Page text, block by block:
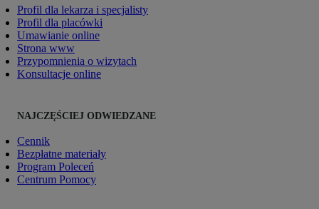
Profil dla lekarza i specjalisty
Profil dla placówki
Umawianie online
Strona www
Przypomnienia o wizytach
Konsultacje online
NAJCZĘŚCIEJ ODWIEDZANE
Cennik
Bezpłatne materiały
Program Poleceń
Centrum Pomocy